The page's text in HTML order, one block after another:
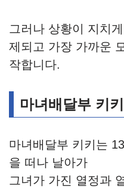
그러나 상황이 지치
제되고 가장 가까운
작합니다.
마녀배달부 키키
마녀배달부 키키는
을 떠나 날아가
그녀가 가진 열정과